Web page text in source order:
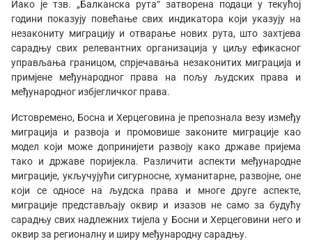
Иако је тзв. „Балканска рута“ затворена подаци у текућој
години показују повећање свих индикатора који указују на
незакониту миграцију и отварање нових рута, што захтјева
сарадњу свих релевантних организација у циљу ефикасног
управљања границом, спрјечавања незаконитих миграција и
примјене међународног права на пољу људских права и
међународног избјегличког права.
Истовремено, Босна и Херцеговина је препознала везу између
миграција и развоја и промовише законите миграције као
модел који може допринијети развоју како државе пријема
тако и државе поријекла. Различити аспекти међународне
миграције, укључујући сигурносне, хуманитарне, развојне, оне
који се односе на људска права и многе друге аспекте,
миграције представљају оквир и изазов не само за будућу
сарадњу свих надлежних тијела у Босни и Херцеговини него и
оквир за регионалну и ширу међународну сарадњу.